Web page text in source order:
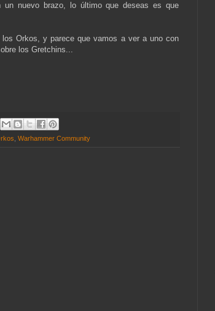
un nuevo brazo, lo último que deseas es que
Orkos, y parece que vamos a ver a uno con
los Gretchins...
, Warhammer Community